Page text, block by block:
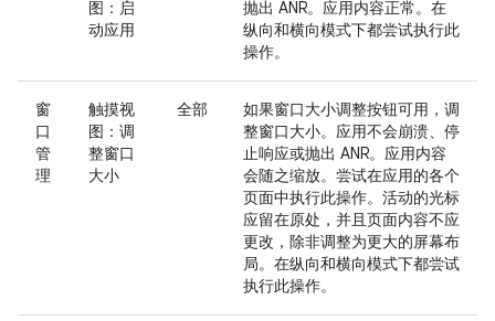
图：启
动应用
抛出 ANR。应用内容正常。在
纵向和横向模式下都尝试执行此
操作。
窗
口
管
理
触摸视
图：调
整窗口
大小
全部
如果窗口大小调整按钮可用，调
整窗口大小。应用不会崩溃、停
止响应或抛出 ANR。应用内容
会随之缩放。尝试在应用的各个
页面中执行此操作。活动的光标
应留在原处，并且页面内容不应
更改，除非调整为更大的屏幕布
局。在纵向和横向模式下都尝试
执行此操作。